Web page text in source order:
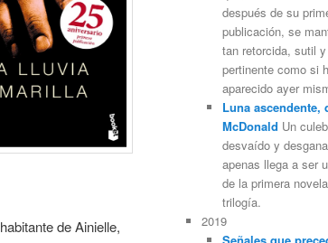
de Ainielle,
después de su
publicación, se
tan retorcida, sutil y
pertinente como si
aparecido ayer
Luna ascendente,
McDonald Un
desvaído y
apenas llega a ser
de la primera
trilogía.
2019